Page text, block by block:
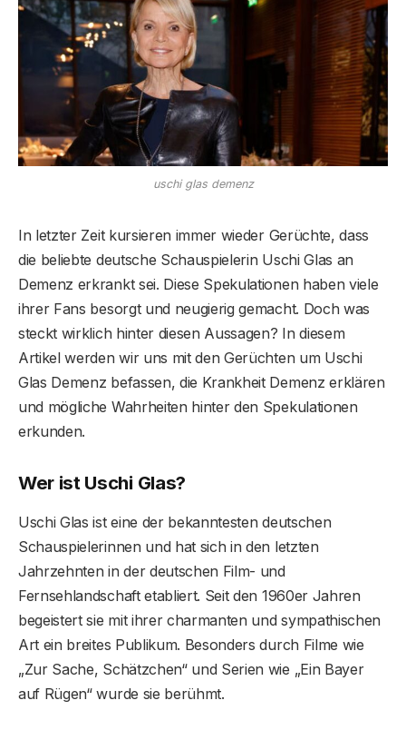
uschi glas demenz
In letzter Zeit kursieren immer wieder Gerüchte, dass
die beliebte deutsche Schauspielerin Uschi Glas an
Demenz erkrankt sei. Diese Spekulationen haben viele
ihrer Fans besorgt und neugierig gemacht. Doch was
steckt wirklich hinter diesen Aussagen? In diesem
Artikel werden wir uns mit den Gerüchten um Uschi
Glas Demenz befassen, die Krankheit Demenz erklären
und mögliche Wahrheiten hinter den Spekulationen
erkunden.
Wer ist Uschi Glas?
Uschi Glas ist eine der bekanntesten deutschen
Schauspielerinnen und hat sich in den letzten
Jahrzehnten in der deutschen Film- und
Fernsehlandschaft etabliert. Seit den 1960er Jahren
begeistert sie mit ihrer charmanten und sympathischen
Art ein breites Publikum. Besonders durch Filme wie
„Zur Sache, Schätzchen“ und Serien wie „Ein Bayer
auf Rügen“ wurde sie berühmt.